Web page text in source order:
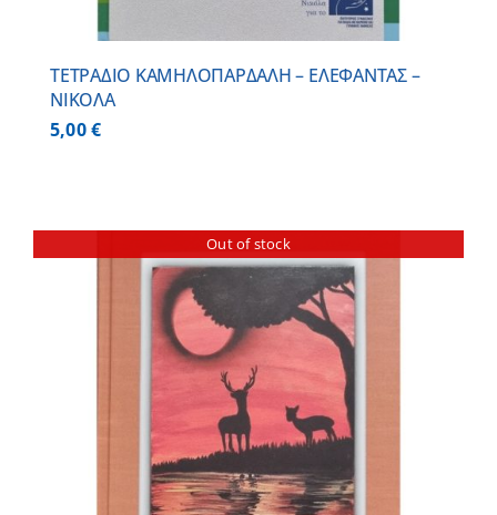
ΤΕΤΡΑΔΙΟ ΚΑΜΗΛΟΠΑΡΔΑΛΗ – ΕΛΕΦΑΝΤΑΣ –
ΝΙΚΟΛΑ
5,00€
Out of stock